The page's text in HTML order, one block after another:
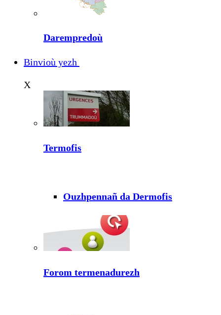
Darempredoù
Binvioù yezh
X
Termofis
Ouzhpennañ da Dermofis
Forom termenadurezh